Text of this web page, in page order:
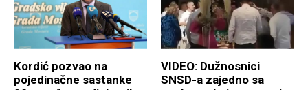
Kordić pozvao na
pojedinačne sastanke
VIDEO: Dužnosnici
SNSD-a zajedno sa